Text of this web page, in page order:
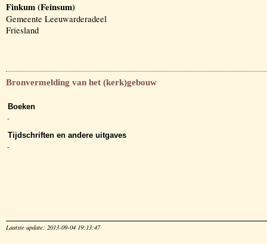
Finkum (Feinsum)
Gemeente Leeuwarderadeel
Friesland
Bronvermelding van het (kerk)gebouw
Boeken
-
Tijdschriften en andere uitgaves
-
Laatste update: 2013-09-04 19:13:47